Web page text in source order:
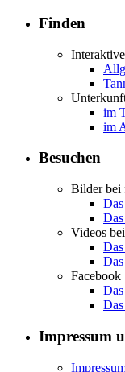
Finden
im
im
Besuchen
Bilder bei
Videos
Facebook
Impressum